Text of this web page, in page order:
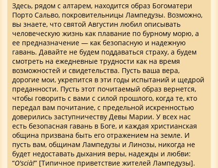
Здесь, рядом с алтарем, находится образ Богоматери
Порто Сальво, покровительницы Лампедузы. Возможно,
вы знаете, что святой Августин любил описывать
человеческую жизнь как плавание по бурному морю, а
ее предназначение — как безопасную и надежную
гавань. Давайте не будем поддаваться страху, а будем
смотреть на ежедневные трудности как на время
возможностей и свидетельства. Пусть ваша вера,
дорогие мои, укрепится в эти годы испытаний и щедрой
преданности. Пусть этот почитаемый образ вернется,
чтобы говорить с вами с силой прошлого, когда те, кто
передал вам почитание, с предельной искренностью
доверились заступничеству Девы Марии. У всех нас
есть безопасная гавань в Боге, и каждая христианская
община призвана быть его отражением на земле. И
пусть вам, общинам Лампедузы и Линозы, никогда не
будет недоставать дыхания веры, надежды и любви:
“O'scià!” [Типичное приветствие жителей Лампедузы].